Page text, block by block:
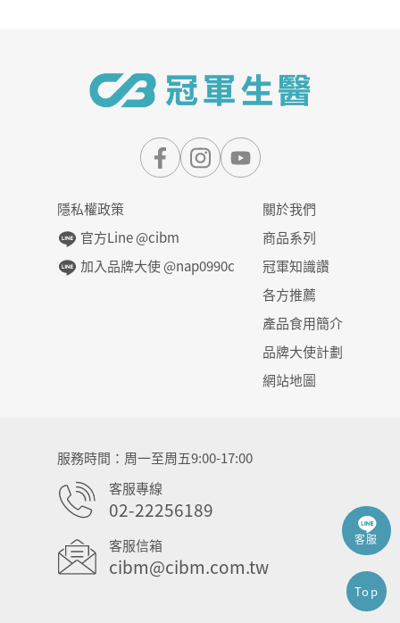
隱私權政策
官方Line @cibm
加入品牌大使 @nap0990c
關於我們
商品系列
冠軍知識讚
各方推薦
產品食用簡介
品牌大使計劃
網站地圖
服務時間
周一至周五9:00-17:00
客服專線
02-22256189
客服信箱
cibm@cibm.com.tw
客服
Top